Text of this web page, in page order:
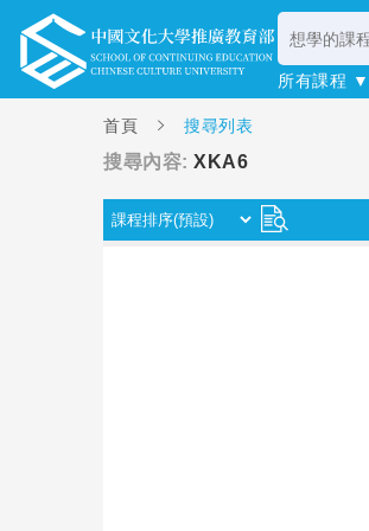
所有課程 ▼
首頁 搜尋列表
搜尋內容: XKA6